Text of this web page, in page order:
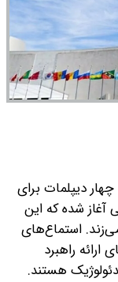
دیپلمات برای
شده که این
می‌زند. استماع‌های
راهبرد
هستند.